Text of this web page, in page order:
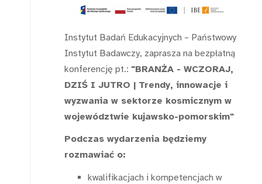
Instytut Badań Edukacyjnych – Państwowy
Instytut Badawczy, zaprasza na bezpłatną
konferencję pt.: "BRANŻA - WCZORAJ,
DZIŚ I JUTRO | Trendy, innowacje i
wyzwania w sektorze kosmicznym w
województwie kujawsko-pomorskim"
Podczas wydarzenia będziemy
rozmawiać o:
kwalifikacjach i kompetencjach w